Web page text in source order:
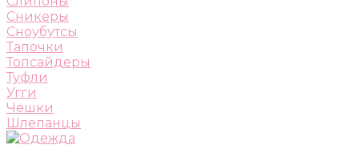
Сникеры
Сноубутсы
Тапочки
Топсайдеры
Туфли
Угги
Чешки
Шлепанцы